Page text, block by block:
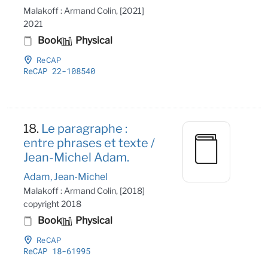
Malakoff : Armand Colin, [2021]
2021
Book Physical
ReCAP
ReCAP 22-108540
18. Le paragraphe :
entre phrases et texte /
Jean-Michel Adam.
Adam, Jean-Michel
Malakoff : Armand Colin, [2018]
copyright 2018
Book Physical
ReCAP
ReCAP 18-61995